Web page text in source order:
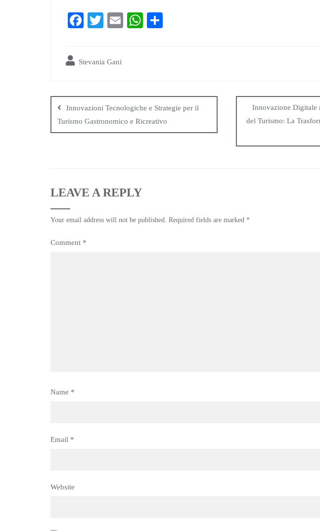
Fa
ok
T
r
E
W
Stevania Gani
Innovazioni Tecnologiche e Strategie per il
Turismo Gastronomico e Ricreativo
Innovazione Digitale
del Turismo: La
LEAVE A REPLY
Your email address will not be published. Required fields are marked *
Comment *
Name *
Email *
Website